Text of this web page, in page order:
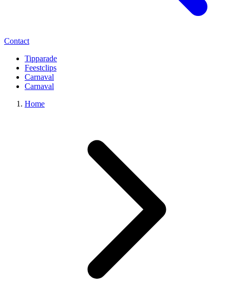
Contact
Tipparade
Feestclips
Carnaval
Carnaval
Home